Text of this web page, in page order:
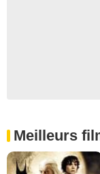
Meilleurs